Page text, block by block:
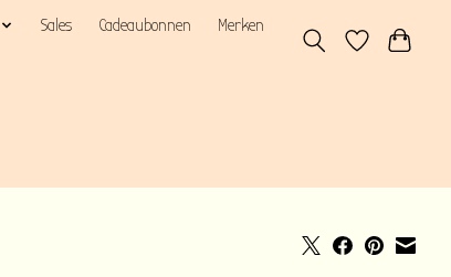
Sales Cadeaubonnen
Merken